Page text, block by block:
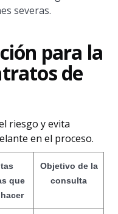
severas.
para la
de
riesgo y evita
en el proceso.
que
Objetivo de la
consulta